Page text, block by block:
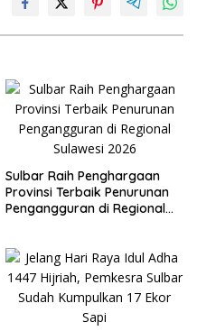
Sulbar Raih Penghargaan
Provinsi Terbaik Penurunan
Pengangguran di Regional